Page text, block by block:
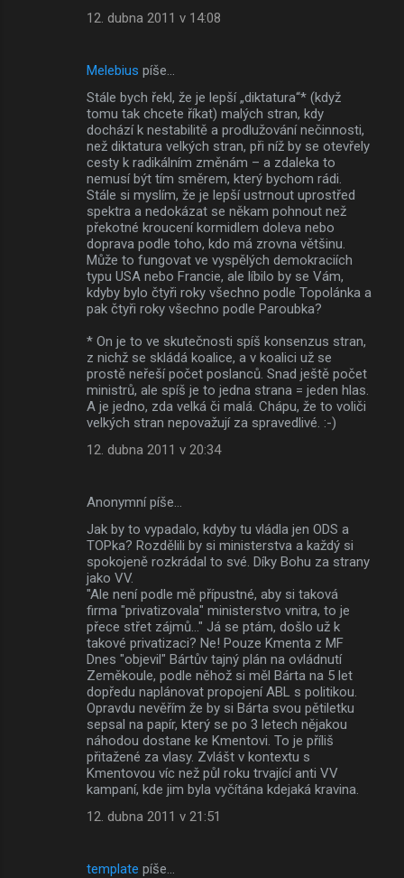
12. dubna 2011 v 14:08
Melebius píše…
Stále bych řekl, že je lepší „diktatura“* (když
tomu tak chcete říkat) malých stran, kdy
dochází k nestabilitě a prodlužování nečinnosti,
než diktatura velkých stran, při níž by se otevřely
cesty k radikálním změnám – a zdaleka to
nemusí být tím směrem, který bychom rádi.
Stále si myslím, že je lepší ustrnout uprostřed
spektra a nedokázat se někam pohnout než
překotné kroucení kormidlem doleva nebo
doprava podle toho, kdo má zrovna většinu.
Může to fungovat ve vyspělých demokraciích
typu USA nebo Francie, ale líbilo by se Vám,
kdyby bylo čtyři roky všechno podle Topolánka a
pak čtyři roky všechno podle Paroubka?
* On je to ve skutečnosti spíš konsenzus stran,
z nichž se skládá koalice, a v koalici už se
prostě neřeší počet poslanců. Snad ještě počet
ministrů, ale spíš je to jedna strana = jeden hlas.
A je jedno, zda velká či malá. Chápu, že to voliči
velkých stran nepovažují za spravedlivé. :-)
12. dubna 2011 v 20:34
Anonymní píše…
Jak by to vypadalo, kdyby tu vládla jen ODS a
TOPka? Rozdělili by si ministerstva a každý si
spokojeně rozkrádal to své. Díky Bohu za strany
jako VV.
"Ale není podle mě přípustné, aby si taková
firma "privatizovala" ministerstvo vnitra, to je
přece střet zájmů..." Já se ptám, došlo už k
takové privatizaci? Ne! Pouze Kmenta z MF
Dnes "objevil" Bártův tajný plán na ovládnutí
Zeměkoule, podle něhož si měl Bárta na 5 let
dopředu naplánovat propojení ABL s politikou.
Opravdu nevěřím že by si Bárta svou pětiletku
sepsal na papír, který se po 3 letech nějakou
náhodou dostane ke Kmentovi. To je příliš
přitažené za vlasy. Zvlášt v kontextu s
Kmentovou víc než půl roku trvající anti VV
kampaní, kde jim byla vyčítána kdejaká kravina.
12. dubna 2011 v 21:51
template píše…